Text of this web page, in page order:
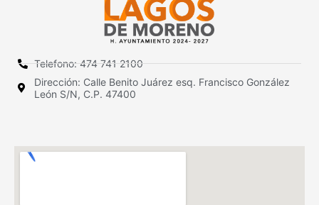
Telefono: 474 741 2100
Dirección: Calle Benito Juárez esq. Francisco González
León S/N, C.P. 47400